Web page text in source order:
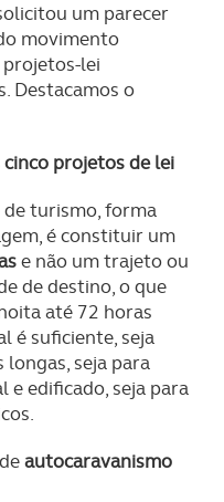
um parecer
movimento
lei
Destacamos o
projetos de lei
turismo, forma
é constituir um
e não um trajeto ou
de destino, o que
até 72 horas
é suficiente, seja
longas, seja para
edificado, seja para
autocaravanismo